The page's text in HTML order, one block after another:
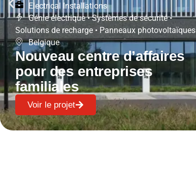
Electrical Installations
Génie électrique • Systèmes de sécurité •
Solutions de recharge • Panneaux photovoltaïques
Belgique
Nouveau centre d’affaires
pour des entreprises
familiales
Voir le projet